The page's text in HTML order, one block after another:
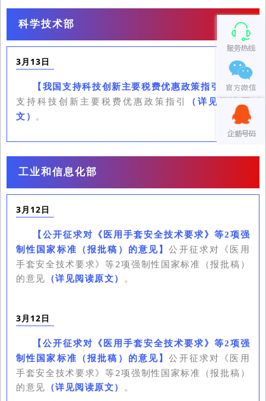
科学技术部
3月13日
【 我国支持科技创新主要税费优惠政策指引 】我国
支持科技创新主要税费优惠政策指引
（详见阅读原
文）
。
工业和信息化部
3月12日
【 公开征求对《医用手套安全技术要求》等2项强
制性国家标准（报批稿）的意见 】公开征求对《医用
手套安全技术要求》等2项强制性国家标准（报批稿）
的意见 （详见阅读原文） 。
3月12日
【 公开征求对《医用手套安全技术要求》等2项强
制性国家标准（报批稿）的意见 】公开征求对《医用
手套安全技术要求》等2项强制性国家标准（报批稿）
的意见 （详见阅读原文） 。